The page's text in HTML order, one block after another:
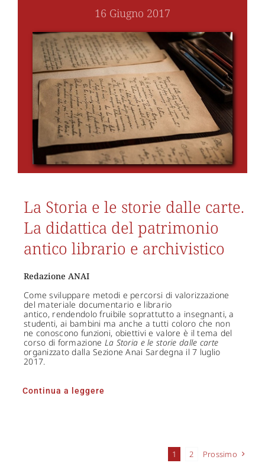
16 Giugno 2017
La Storia e le storie dalle carte.
La didattica del patrimonio
antico librario e archivistico
Redazione ANAI
Come sviluppare metodi e percorsi di valorizzazione
del materiale documentario e librario
antico, rendendolo fruibile soprattutto a insegnanti, a
studenti, ai bambini ma anche a tutti coloro che non
ne conoscono funzioni, obiettivi e valore è il tema del
corso di formazione La Storia e le storie dalle carte
organizzato dalla Sezione Anai Sardegna il 7 luglio
2017.
Continua a leggere
1 2 Prossimo